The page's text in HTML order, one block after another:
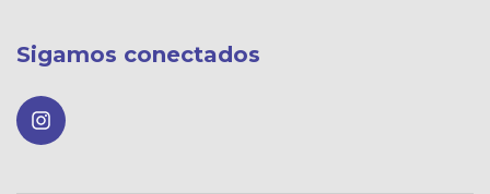
Sigamos conectados